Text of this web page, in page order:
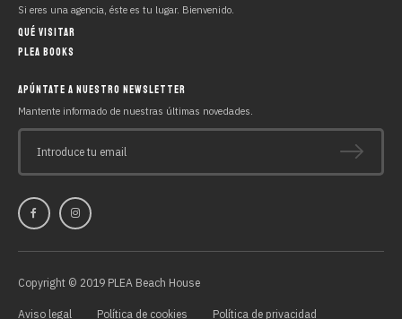
Si eres una agencia, éste es tu lugar. Bienvenido.
QUÉ VISITAR
PLEA BOOKS
APÚNTATE A NUESTRO NEWSLETTER
Mantente informado de nuestras últimas novedades.
Introduce tu email
Copyright © 2019 PLEA Beach House
Aviso legal Política de cookies Política de privacidad